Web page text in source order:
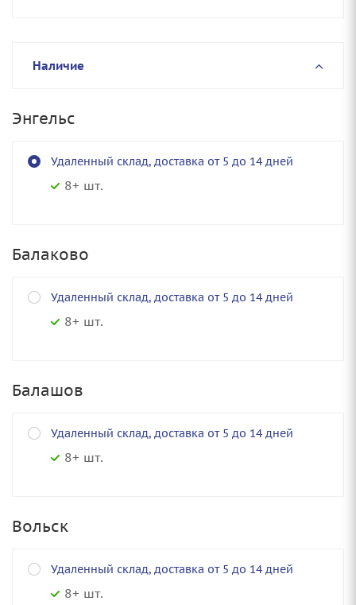
Наличие
Энгельс
Удаленный склад, доставка от 5 до 14 дней
8+ шт.
Балаково
Удаленный склад, доставка от 5 до 14 дней
8+ шт.
Балашов
Удаленный склад, доставка от 5 до 14 дней
8+ шт.
Вольск
Удаленный склад, доставка от 5 до 14 дней
8+ шт.